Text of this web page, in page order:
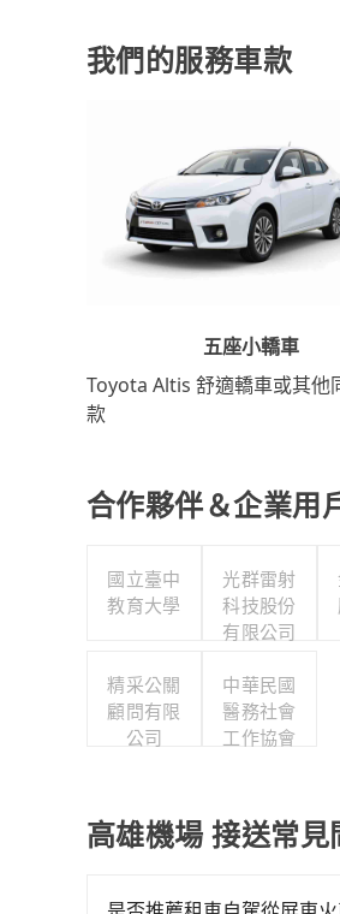
我們的服務車款
五座小轎車
Toyota Altis 舒適轎車或其他
款
合作夥伴＆企業用
國立臺中
教育大學
光群雷射
科技股份
有限公司
精采公關
顧問有限
公司
中華民國
醫務社會
工作協會
高雄機場 接送常見